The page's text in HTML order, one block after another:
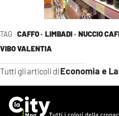
TAG CAFFO · LIMBADI · NUCCIO
VIBO VALENTIA
Tutti gli articoli di Economia e